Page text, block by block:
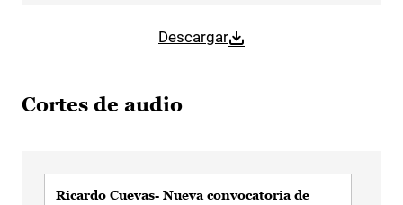
Descargar
Cortes de audio
Ricardo Cuevas- Nueva convocatoria de